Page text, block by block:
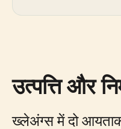
उत्पत्ति और
ख्लेअंग्स में दो